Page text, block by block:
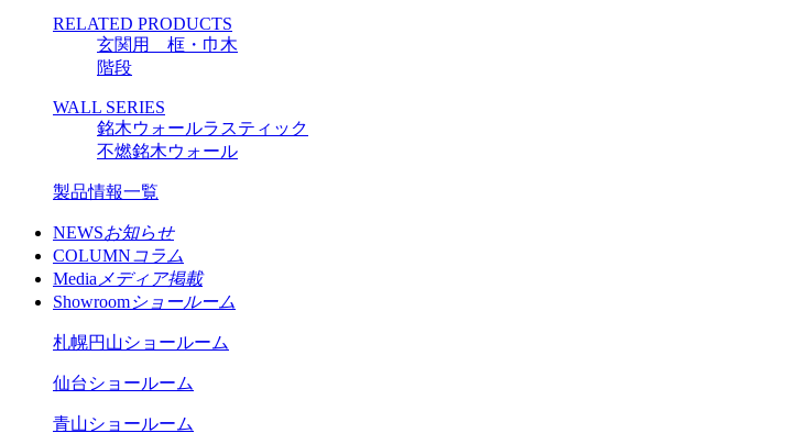
RELATED PRODUCTS
玄関用 框・巾木
階段
WALL SERIES
銘木ウォールラスティック
不燃銘木ウォール
製品情報一覧
NEWSお知らせ
COLUMNコラム
Media メディア掲載
Showroomショールーム
札幌円山ショールーム
仙台ショールーム
青山ショールーム